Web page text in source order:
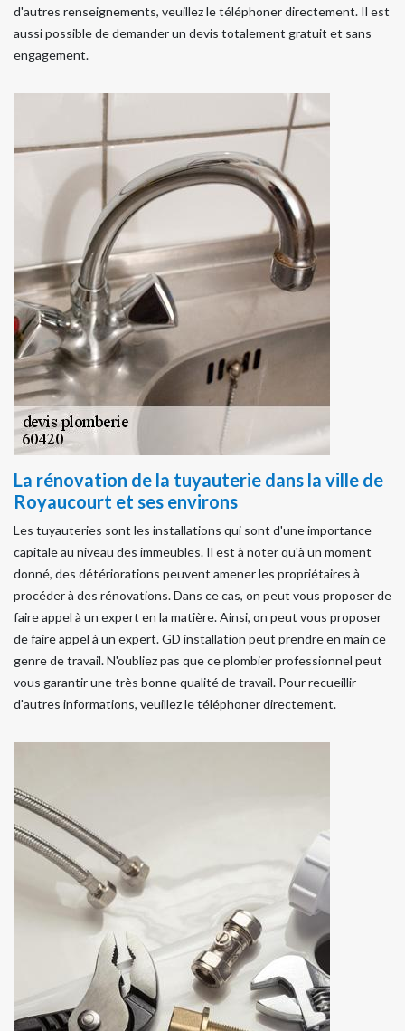
d'autres renseignements, veuillez le téléphoner directement. Il est
aussi possible de demander un devis totalement gratuit et sans
engagement.
La rénovation de la tuyauterie dans la ville de
Royaucourt et ses environs
Les tuyauteries sont les installations qui sont d'une importance
capitale au niveau des immeubles. Il est à noter qu'à un moment
donné, des détériorations peuvent amener les propriétaires à
procéder à des rénovations. Dans ce cas, on peut vous proposer de
faire appel à un expert en la matière. Ainsi, on peut vous proposer
de faire appel à un expert. GD installation peut prendre en main ce
genre de travail. N'oubliez pas que ce plombier professionnel peut
vous garantir une très bonne qualité de travail. Pour recueillir
d'autres informations, veuillez le téléphoner directement.